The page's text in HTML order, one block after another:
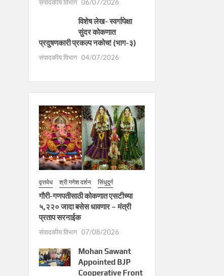
संपादकीय विभाग 06/07/2026
विशेष लेख- स्वर्गापेक्षा
सुंदर कोकणात
प्रदुषणकारी प्रकल्प नकोच! (भाग-३)
संपादकीय विभाग 04/07/2026
वृत्तवेध श्री गणेश दर्शन सिंधुदुर्ग
गौरी-गणपतीसाठी कोकणात एसटीच्या
५,२२० जादा बसेस धावणार – मंत्री
प्रताप सरनाईक
संपादकीय विभाग 07/08/2026
Mohan Sawant
Appointed BJP
Cooperative Front